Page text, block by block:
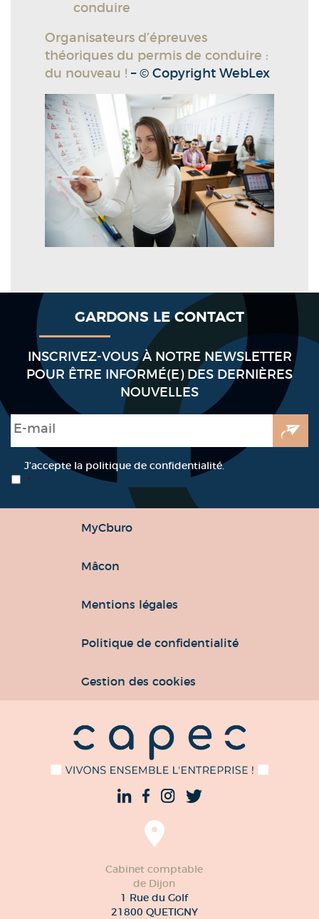
conduire
Organisateurs d’épreuves
théoriques du permis de conduire :
du nouveau ! – © Copyright WebLex
GARDONS LE CONTACT
INSCRIVEZ-VOUS À NOTRE NEWSLETTER
POUR ÊTRE INFORMÉ(E) DES DERNIÈRES
NOUVELLES
E-mail
RGPD *
J’accepte la politique de confidentialité.
*
MyCburo
Mâcon
Mentions légales
Politique de confidentialité
Gestion des cookies
Cabinet comptable
de Dijon
1 Rue du Golf
21800 QUETIGNY